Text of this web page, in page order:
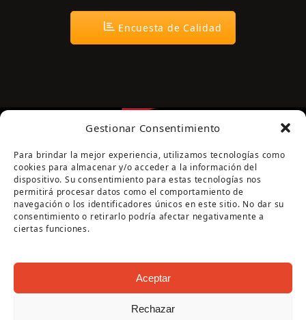
Gestionar Consentimiento
Para brindar la mejor experiencia, utilizamos tecnologías como
cookies para almacenar y/o acceder a la información del
dispositivo. Su consentimiento para estas tecnologías nos
permitirá procesar datos como el comportamiento de
navegación o los identificadores únicos en este sitio. No dar su
consentimiento o retirarlo podría afectar negativamente a
ciertas funciones.
Aceptar
Rechazar
Encuesta de Calidad
Página cofinanciada por la Diputación de Córdoba